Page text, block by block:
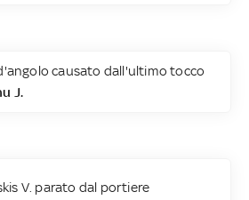
causato dall'ultimo tocco
J.
V. parato dal portiere